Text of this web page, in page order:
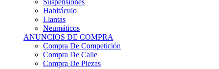
Llantas
Neumáticos
ANUNCIOS DE COMPRA
Compra De Competición
Compra De Calle
Compra De Piezas
KARTING